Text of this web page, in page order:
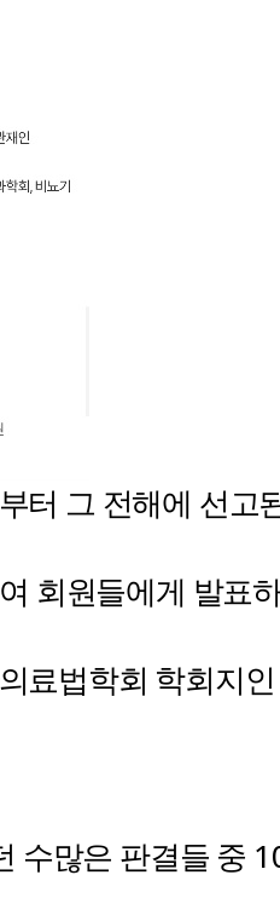
터 그 전해에 선고
회원들에게 발표
료법학회 학회지
수많은 판결들 중